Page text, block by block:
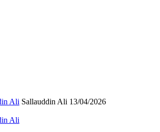
Sallauddin Ali Send
13/04/2026